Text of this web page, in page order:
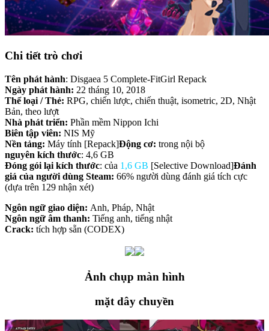
Chi tiết trò chơi
Tên phát hành: Disgaea 5 Complete-FitGirl Repack
Ngày phát hành: 22 tháng 10, 2018
Thể loại / Thẻ: RPG, chiến lược, chiến thuật, isometric, 2D, Nhật
Bản, theo lượt
Nhà phát triển: Phần mềm Nippon Ichi
Biên tập viên: NIS Mỹ
Nền tảng: Máy tính [Repack]Động cơ: trong nội bộ
nguyên kích thước: 4,6 GB
Đóng gói lại kích thước: của 1,6 GB [Selective Download]Đánh
giá của người dùng Steam: 66% người dùng đánh giá tích cực
(dựa trên 129 nhận xét)
Ngôn ngữ giao diện: Anh, Pháp, Nhật
Ngôn ngữ âm thanh: Tiếng anh, tiếng nhật
Crack: tích hợp sẵn (CODEX)
Ảnh chụp màn hình
mặt dây chuyền